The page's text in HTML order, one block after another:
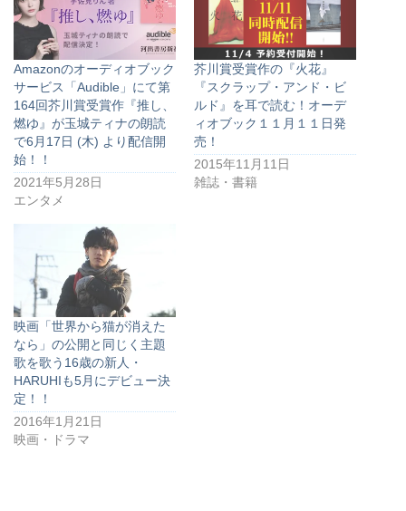
Amazonのオーディオブック
サービス「Audible」にて第
164回芥川賞受賞作『推し、
燃ゆ』が玉城ティナの朗読
で6月17日 (木) より配信開
始！！
2021年5月28日
エンタメ
芥川賞受賞作の『火花』
『スクラップ・アンド・ビ
ルド』を耳で読む！オーデ
ィオブック１１月１１日発
売！
2015年11月11日
雑誌・書籍
映画「世界から猫が消えた
なら」の公開と同じく主題
歌を歌う16歳の新人・
HARUHIも5月にデビュー決
定！！
2016年1月21日
映画・ドラマ